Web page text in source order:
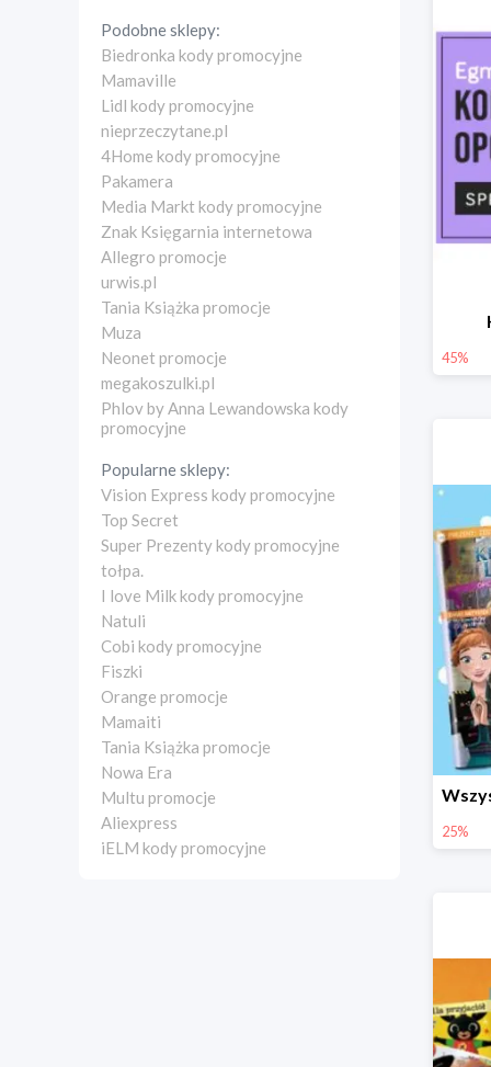
Podobne sklepy:
Biedronka kody promocyjne
Mamaville
Lidl kody promocyjne
nieprzeczytane.pl
4Home kody promocyjne
Pakamera
Media Markt kody promocyjne
Znak Księgarnia internetowa
Allegro promocje
urwis.pl
Tania Książka promocje
Muza
Neonet promocje
megakoszulki.pl
Phlov by Anna Lewandowska kody
promocyjne
Popularne sklepy:
Vision Express kody promocyjne
Top Secret
Super Prezenty kody promocyjne
tołpa.
I love Milk kody promocyjne
Natuli
Cobi kody promocyjne
Fiszki
Orange promocje
Mamaiti
Tania Książka promocje
Nowa Era
Multu promocje
Aliexpress
iELM kody promocyjne
45%
25%